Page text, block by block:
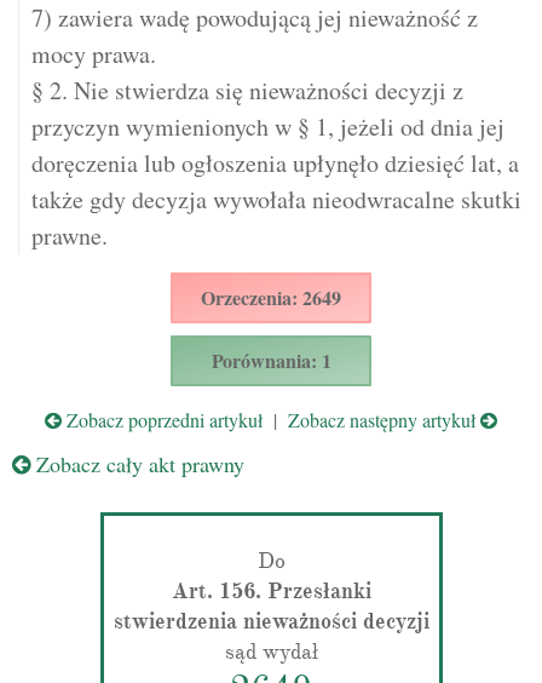
7) zawiera wadę powodującą jej nieważność z
mocy prawa.
§ 2. Nie stwierdza się nieważności decyzji z
przyczyn wymienionych w § 1, jeżeli od dnia jej
doręczenia lub ogłoszenia upłynęło dziesięć lat, a
także gdy decyzja wywołała nieodwracalne skutki
prawne.
Orzeczenia: 2649
Porównania: 1
Zobacz poprzedni artykuł | Zobacz następny artykuł
Zobacz cały akt prawny
Do
Art. 156. Przesłanki
stwierdzenia nieważności decyzji
sąd wydał